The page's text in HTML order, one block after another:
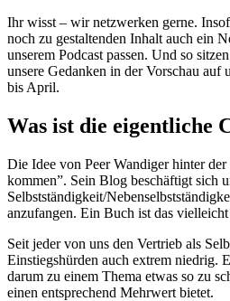
Ihr wisst – wir netzwerken gerne.
noch zu gestaltenden Inhalt auch ein
unserem Podcast passen. Und so
unsere Gedanken in der Vorschau auf
bis April.
Was ist die eigentliche
Die Idee von Peer Wandiger hinter
kommen”. Sein Blog beschäftigt sich
Selbstständigkeit/
anzufangen. Ein Buch ist das
Seit jeder von uns den Vertrieb als
Einstiegshürden auch extrem niedrig.
darum zu einem Thema etwas so zu
einen entsprechend Mehrwert bietet.